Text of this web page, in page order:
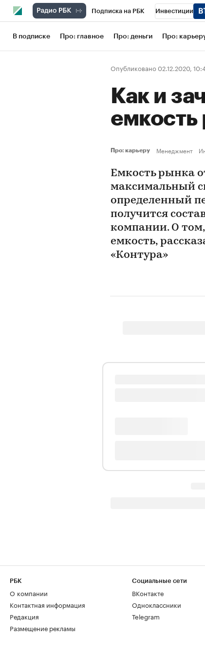
Подписка на РБК Инвестиции
Школа управления РБК РБК
Рынок наличной валюты
В подписке Про: главное Про: деньги Про:
Опубликовано 02.12.2020,
Как и
емкость
Про: карьеру Менеджмент
Емкость рынка
максимальный
определенный
получится
компании. О
емкость,
«Контура»
РБК
О компании
Контактная информация
Редакция
Размещение рекламы
Социальные сети
ВКонтакте
Одноклассники
Telegram